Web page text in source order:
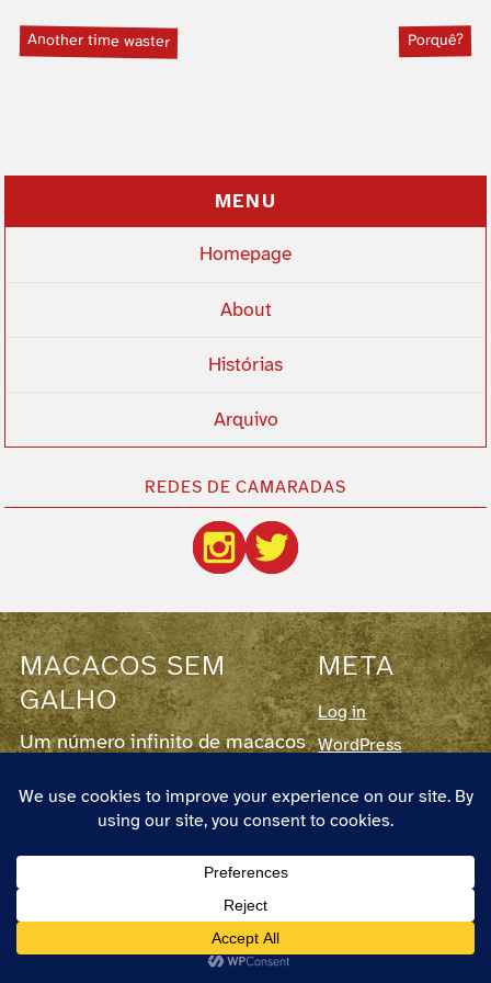
Another time waster Porquê?
MENU
Homepage
About
Histórias
Arquivo
REDES DE CAMARADAS
MACACOS SEM
GALHO
Um número infinito de macacos
teclados desde 1999
RSS para os Postse para os
Comentários
O autor chama-se Pedro Couto e Santos,
nasceu em 1973 em Lisboa, vive em
Almada, é designer e pode ser
META
Log in
WordPress